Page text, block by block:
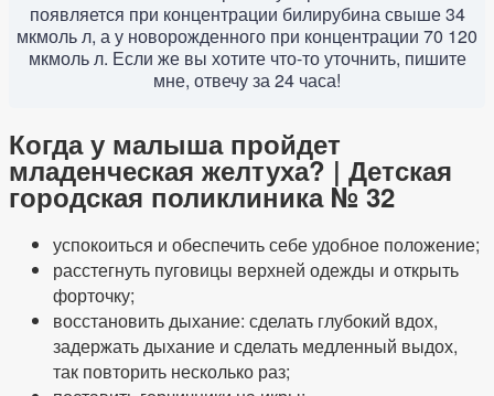
появляется при концентрации билирубина свыше 34
мкмоль л, а у новорожденного при концентрации 70 120
мкмоль л. Если же вы хотите что-то уточнить, пишите
мне, отвечу за 24 часа!
Когда у малыша пройдет
младенческая желтуха? | Детская
городская поликлиника № 32
успокоиться и обеспечить себе удобное положение;
расстегнуть пуговицы верхней одежды и открыть
форточку;
восстановить дыхание: сделать глубокий вдох,
задержать дыхание и сделать медленный выдох,
так повторить несколько раз;